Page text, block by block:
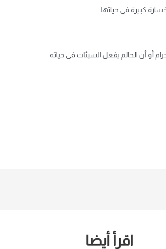
كبيرة في حياتها.
أو أن الحالم يفعل السيئات في حياته.
اقرأ أيضا